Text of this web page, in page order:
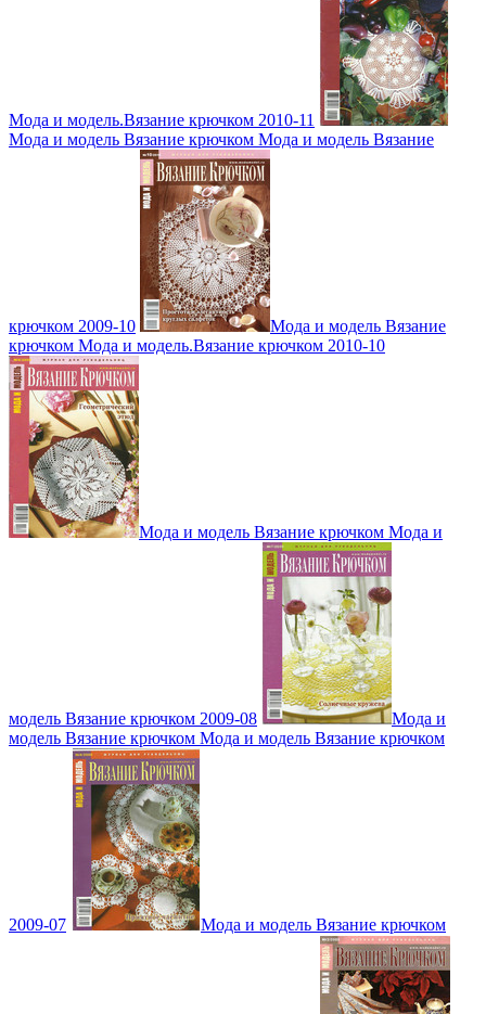
Мода и модель.Вязание крючком 2010-11
Мода и модель Вязание крючком Мода и модель Вязание
крючком 2009-10
Мода и модель Вязание
крючком Мода и модель.Вязание крючком 2010-10
Мода и модель Вязание крючком Мода и
модель Вязание крючком 2009-08
Мода и
модель Вязание крючком Мода и модель Вязание крючком
2009-07 Мода и модель Вязание крючком